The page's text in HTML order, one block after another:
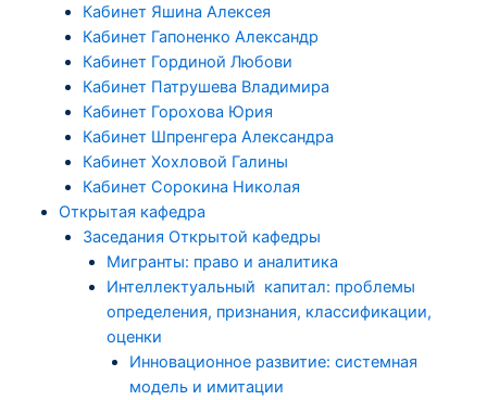
Кабинет Яшина Алексея
Кабинет Гапоненко Александр
Кабинет Гординой Любови
Кабинет Патрушева Владимира
Кабинет Горохова Юрия
Кабинет Шпренгера Александра
Кабинет Хохловой Галины
Кабинет Сорокина Николая
Открытая кафедра
Заседания Открытой кафедры
Мигранты: право и аналитика
Интеллектуальный капитал: проблемы
определения, признания, классификации,
оценки
Инновационное развитие: системная
модель и имитации